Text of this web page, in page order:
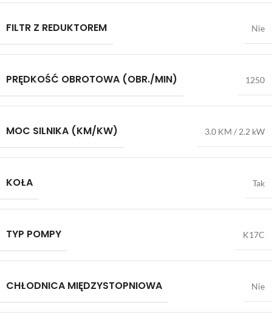
FILTR Z REDUKTOREM Nie
PRĘDKOŚĆ OBROTOWA (OBR./MIN) 1250
MOC SILNIKA (KM/KW) 3.0 KM / 2.2 kW
KOŁA Tak
TYP POMPY K17C
CHŁODNICA MIĘDZYSTOPNIOWA Nie